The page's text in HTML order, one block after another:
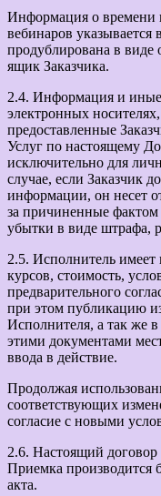
Информация о времени
вебинаров
продублирована в виде
ящик Заказчика.
2.4. Информация и
электронных
предоставленные
Услуг по настоящему
исключительно для
случае, если Заказчик
информации, он несет
за причиненные
убытки в виде штрафа,
2.5. Исполнитель
курсов, стоимость,
предварительного
при этом публикацию
Исполнителя, а так же
этими документами
ввода в действие.
Продолжая
соответствующих
согласие с новыми
2.6. Настоящий договор
Приемка производится
акта.